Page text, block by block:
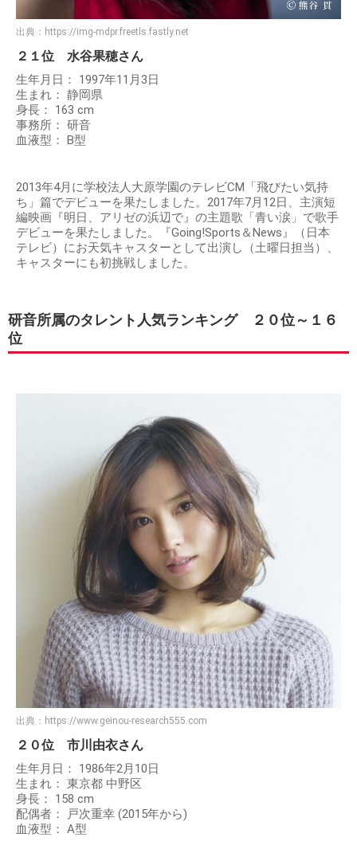
出典： https://img-mdpr.freetls.fastly.net
２１位 水谷果穂さん
生年月日： 1997年11月3日
生まれ： 静岡県
身長： 163 cm
事務所： 研音
血液型： B型
2013年4月に学校法人大原学園のテレビCM「飛びたい気持
ち」篇でデビューを果たしました。2017年7月12日、主演短
編映画『明日、アリゼの浜辺で』の主題歌「青い涙」で歌手
デビューを果たしました。『Going!Sports＆News』（日本
テレビ）にお天気キャスターとして出演し（土曜日担当）、
キャスターにも初挑戦しました。
研音所属のタレント人気ランキング ２０位～１６
位
出典： https://www.geinou-research555.com
２０位 市川由衣さん
生年月日： 1986年2月10日
生まれ： 東京都 中野区
身長： 158 cm
配偶者： 戸次重幸 (2015年から)
血液型： A型